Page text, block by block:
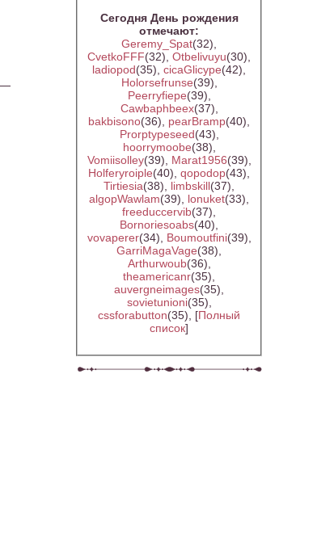
Сегодня День рождения
отмечают:
Geremy_Spat(32),
CvetkoFFF(32), Otbelivuyu(30),
ladiopod(35), cicaGlicype(42),
Holorsefrunse(39),
Peerryfiepe(39),
Cawbaphbeex(37),
bakbisono(36), pearBramp(40),
Prorptypeseed(43),
hoorrymoobe(38),
Vomiisolley(39), Marat1956(39),
Holferyroiple(40), qopodop(43),
Tirtiesia(38), limbskill(37),
algopWawlam(39), lonuket(33),
freeduccervib(37),
Bornoriesoabs(40),
vovaperer(34), Boumoutfini(39),
GarriMagaVage(38),
Arthurwoub(36),
theamericanr(35),
auvergneimages(35),
sovietunioni(35),
cssforabutton(35), [Полный
список]